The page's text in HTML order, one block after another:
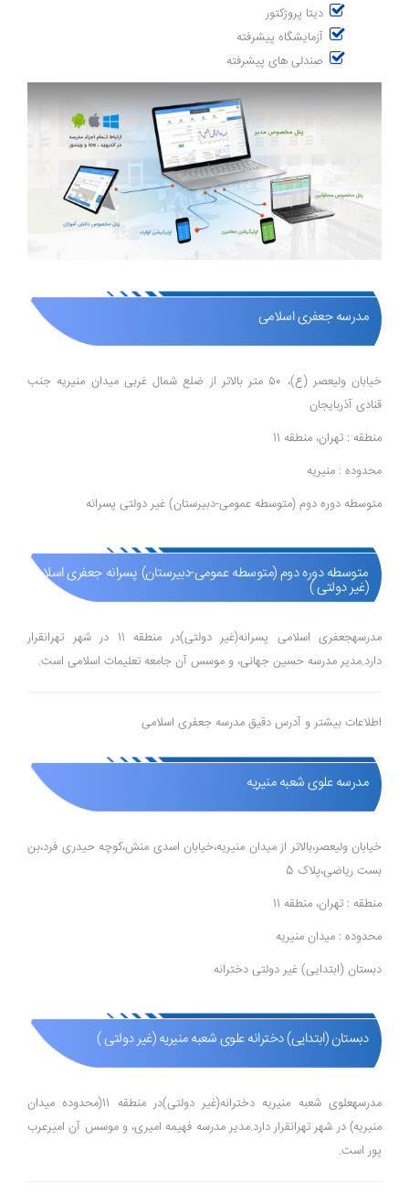
دیتا پروژکتور
آزمایشگاه پیشرفته
صندلی های پیشرفته
مدرسه جعفری اسلامی
خیابان ولیعصر (ع)، ۵۰ متر بالاتر از ضلع شمال غربی میدان منیریه جنب
قنادی آذربایجان
منطقه : تهران، منطقه 11
محدوده : منیریه
متوسطه دوره دوم (متوسطه عمومی-دبیرستان) غیر دولتی پسرانه
متوسطه دوره دوم (متوسطه عمومی-دبیرستان) پسرانه جعفری اسلامی
(غیر دولتی )
مدرسهجعفری اسلامی پسرانه(غیر دولتی)در منطقه 11 در شهر تهرانقرار
دارد.مدیر مدرسه حسین جهانی، و موسس آن جامعه تعلیمات اسلامی است.
اطلاعات بیشتر و آدرس دقیق مدرسه جعفری اسلامی
مدرسه علوی شعبه منیریه
خیابان ولیعصر،بالاتر از میدان منیریه،خیابان اسدی منش،کوچه حیدری فرد،بن
بست ریاضی،پلاک 5
منطقه : تهران، منطقه 11
محدوده : میدان منیریه
دبستان (ابتدایی) غیر دولتی دخترانه
دبستان (ابتدایی) دخترانه علوی شعبه منیریه (غیر دولتی )
مدرسهعلوی شعبه منیریه دخترانه(غیر دولتی)در منطقه 11(محدوده میدان
منیریه) در شهر تهرانقرار دارد.مدیر مدرسه فهیمه امیری، و موسس آن امیرعرب
پور است.